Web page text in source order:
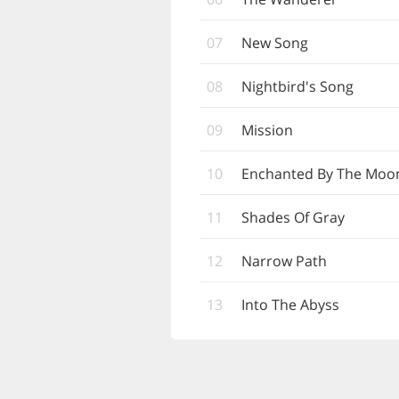
07 New Song
08 Nightbird's Song
09 Mission
10 Enchanted By The
11 Shades Of Gray
12 Narrow Path
13 Into The Abyss